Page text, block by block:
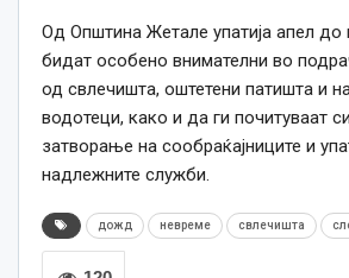
Од Општина Жетале упатија апел до
бидат особено внимателни во
од свлечишта, оштетени патишта и
водотеци, како и да ги почитуваат
затворање на сообраќајниците и
надлежните служби.
дожд невреме свлечишта